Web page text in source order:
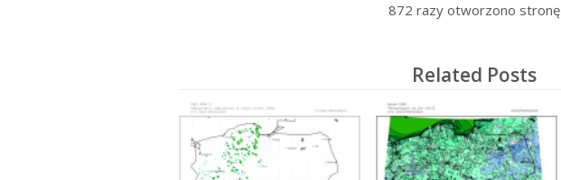
872 razy otworzono stronę
Related Posts